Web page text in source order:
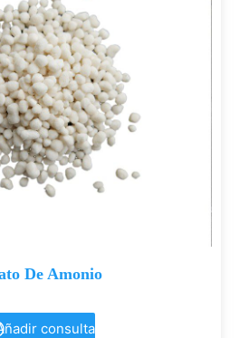
De Amonio
consulta